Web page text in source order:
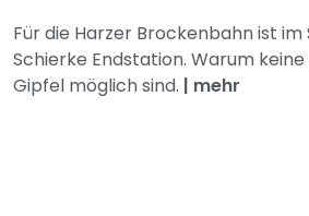
Für die Harzer Brockenbahn ist
Schierke Endstation. Warum
Gipfel möglich sind. | mehr